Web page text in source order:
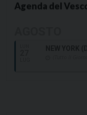
Agenda del